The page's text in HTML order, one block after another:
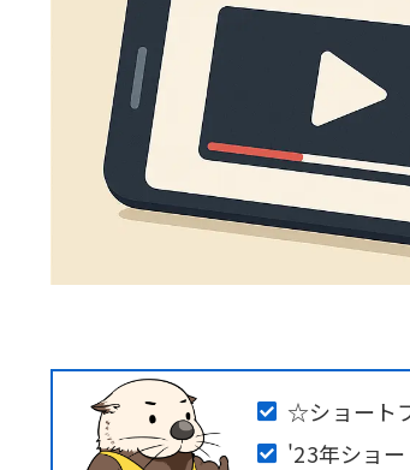
☆ショート
'23年ショ